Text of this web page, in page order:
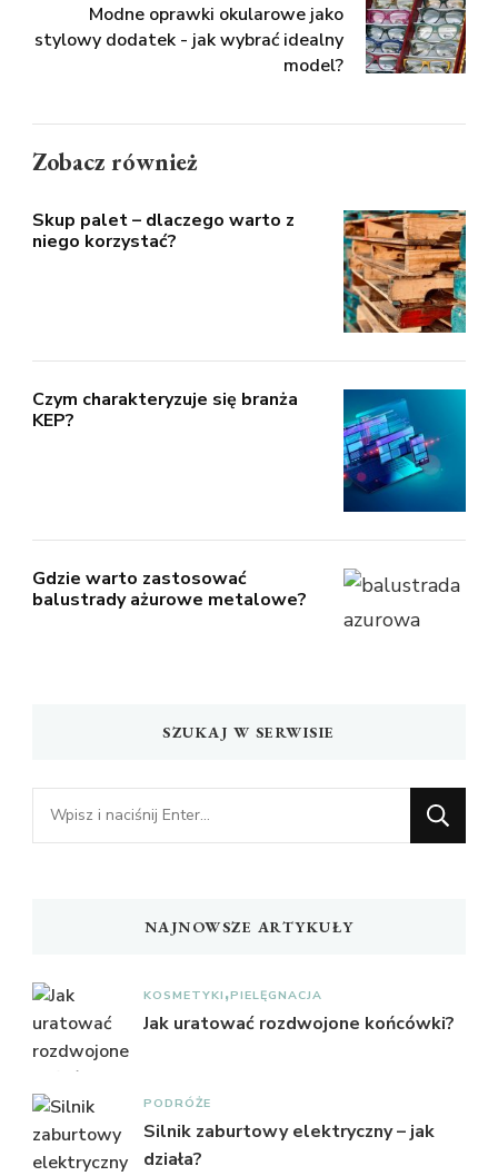
Modne oprawki okularowe jako
stylowy dodatek - jak wybrać idealny
model?
Zobacz również
Skup palet – dlaczego warto z
niego korzystać?
Czym charakteryzuje się branża
KEP?
Gdzie warto zastosować
balustrady ażurowe metalowe?
SZUKAJ W SERWISIE
Szukasz
czegoś?
NAJNOWSZE ARTYKUŁY
KOSMETYKI PIELĘGNACJA
Jak uratować rozdwojone końcówki?
PODRÓŻE
Silnik zaburtowy elektryczny – jak
działa?